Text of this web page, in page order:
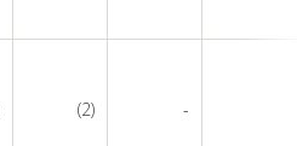
(2) -